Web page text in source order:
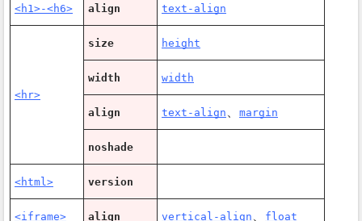
<h1>-<h6> align text-align
<hr>
size height
width width
align text-align margin
noshade
<html> version
<iframe> align vertical-align float